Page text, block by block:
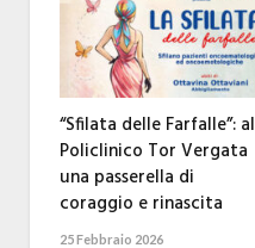
“Sfilata delle Farfalle”: al
Policlinico Tor Vergata
una passerella di
coraggio e rinascita
25 Febbraio 2026